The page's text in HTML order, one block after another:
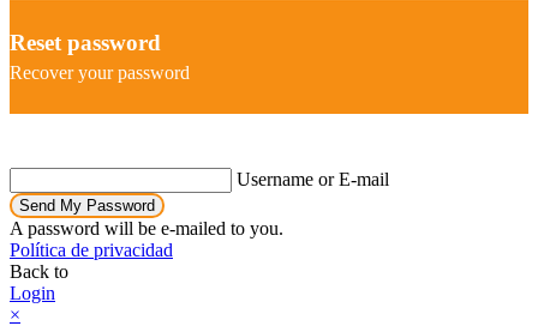
Reset password
Recover your password
Username or E-mail
Send My Password
A password will be e-mailed to you.
Política de privacidad
Back to
Login
×